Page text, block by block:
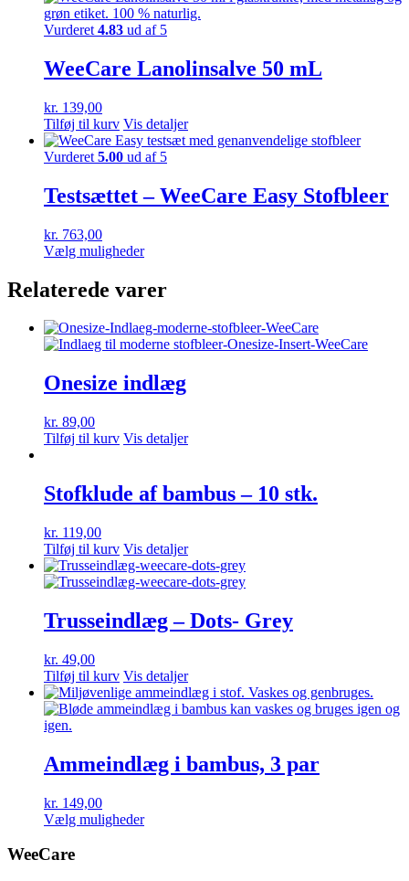
Vurderet 4.83 ud af 5
WeeCare Lanolinsalve 50 mL
kr. 139,00
Tilføj til kurv Vis detaljer
Vurderet 5.00 ud af 5
Testsættet – WeeCare Easy Stofbleer
kr. 763,00
Vælg mulighederDette
flere
Mulighederne
kan
på
varesiden
Relaterede varer
Onesize indlæg
kr. 89,00
Tilføj til kurv Vis detaljer
Stofklude af bambus – 10 stk.
kr. 119,00
Tilføj til kurv Vis detaljer
Trusseindlæg – Dots- Grey
kr. 49,00
Tilføj til kurv Vis detaljer
Ammeindlæg i bambus, 3 par
kr. 149,00
Vælg mulighederDette
WeeCare